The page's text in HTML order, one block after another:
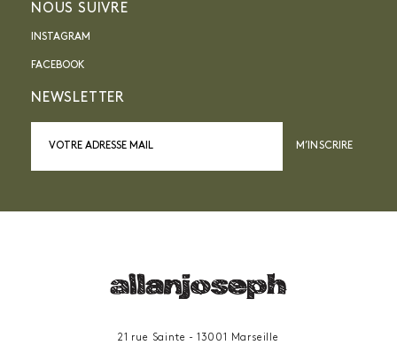
NOUS SUIVRE
INSTAGRAM
FACEBOOK
NEWSLETTER
M’INSCRIRE
21 rue Sainte - 13001 Marseille